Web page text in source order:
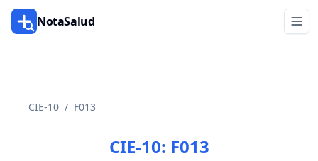
NotaSalud
CIE-10 / F013
CIE-10: F013